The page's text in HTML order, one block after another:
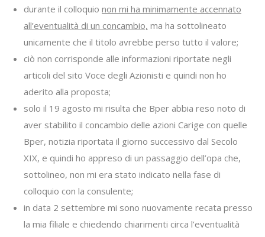
durante il colloquio non mi ha minimamente accennato
all’eventualità di un concambio, ma ha sottolineato
unicamente che il titolo avrebbe perso tutto il valore;
ciò non corrisponde alle informazioni riportate negli
articoli del sito Voce degli Azionisti e quindi non ho
aderito alla proposta;
solo il 19 agosto mi risulta che Bper abbia reso noto di
aver stabilito il concambio delle azioni Carige con quelle
Bper, notizia riportata il giorno successivo dal Secolo
XIX, e quindi ho appreso di un passaggio dell’opa che,
sottolineo, non mi era stato indicato nella fase di
colloquio con la consulente;
in data 2 settembre mi sono nuovamente recata presso
la mia filiale e chiedendo chiarimenti circa l’eventualità